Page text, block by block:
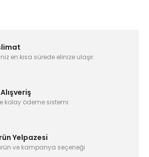
en kısa sürede elinize ulaşır.
kolay ödeme sistemi
Yelpazesi
ve kampanya seçeneği